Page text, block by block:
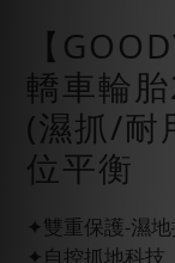
【鑽石熊
【
轎車輪
(濕抓/耐
位平衡
✦雙重保護-濕
✦自控抓地科技